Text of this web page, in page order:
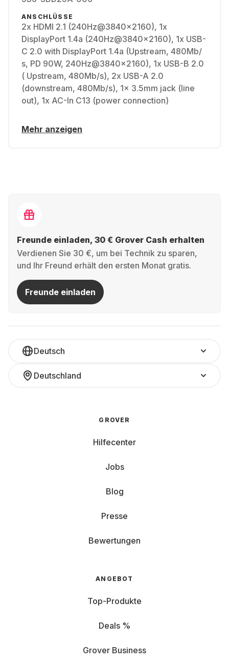
ANSCHLÜSSE
2x HDMI 2.1 (240Hz@3840x2160), 1x
DisplayPort 1.4a (240Hz@3840x2160), 1x USB-
C 2.0 with DisplayPort 1.4a (Upstream, 480Mb/​
s, PD 90W, 240Hz@3840x2160), 1x USB-B 2.0
( Upstream, 480Mb/​s), 2x USB-A 2.0
(downstream, 480Mb/​s), 1x 3.5mm jack (line
out), 1x AC-In C13 (power connection)
Mehr anzeigen
Freunde einladen, 30 € Grover Cash erhalten
Verdienen Sie 30 €, um bei Technik zu sparen,
und Ihr Freund erhält den ersten Monat gratis.
Freunde einladen
Deutsch
Deutschland
GROVER
Hilfecenter
Jobs
Blog
Presse
Bewertungen
ANGEBOT
Top-Produkte
Deals %
Grover Business